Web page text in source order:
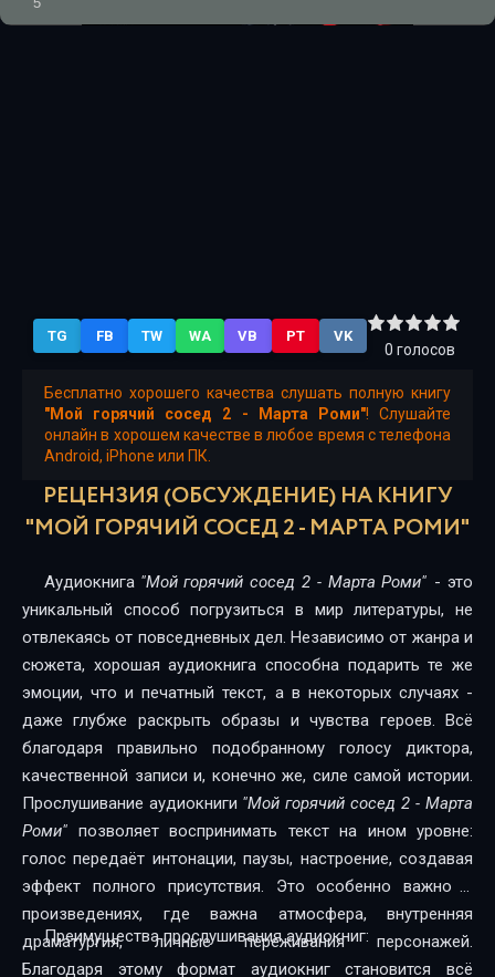
TG FB TW WA VB PT VK
0 голосов
Бесплатно хорошего качества слушать полную книгу
"Мой горячий сосед 2 - Марта Роми"! Слушайте
онлайн в хорошем качестве в любое время с телефона
Android, iPhone или ПК.
РЕЦЕНЗИЯ (ОБСУЖДЕНИЕ) НА КНИГУ
"МОЙ ГОРЯЧИЙ СОСЕД 2 - МАРТА РОМИ"
Аудиокнига "Мой горячий сосед 2 - Марта Роми" - это
уникальный способ погрузиться в мир литературы, не
отвлекаясь от повседневных дел. Независимо от жанра и
сюжета, хорошая аудиокнига способна подарить те же
эмоции, что и печатный текст, а в некоторых случаях -
даже глубже раскрыть образы и чувства героев. Всё
благодаря правильно подобранному голосу диктора,
качественной записи и, конечно же, силе самой истории.
Прослушивание аудиокниги "Мой горячий сосед 2 - Марта
Роми" позволяет воспринимать текст на ином уровне:
голос передаёт интонации, паузы, настроение, создавая
эффект полного присутствия. Это особенно важно в
произведениях, где важна атмосфера, внутренняя
драматургия, личные переживания персонажей.
Благодаря этому формат аудиокниг становится всё
Преимущества прослушивания аудиокниг: